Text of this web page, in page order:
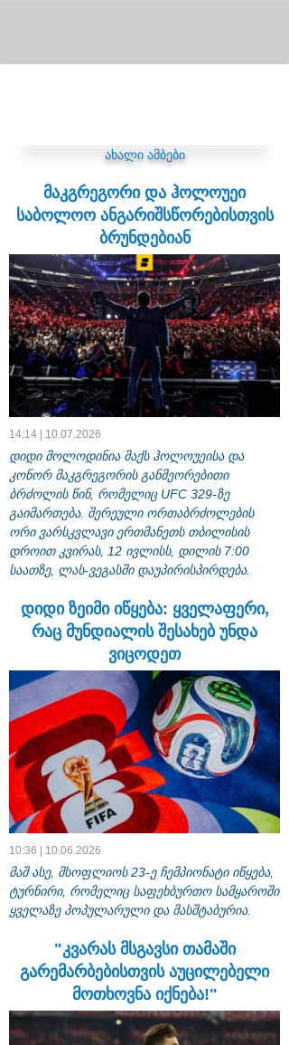
ახალი ამბები
მაკგრეგორი და ჰოლოუეი
საბოლოო ანგარიშსწორებისთვის
ბრუნდებიან
14:14 | 10.07.2026
დიდი მოლოდინია მაქს ჰოლოუეისა და
კონორ მაკგრეგორის განმეორებითი
ბრძოლის წინ, რომელიც UFC 329-ზე
გაიმართება. შერეული ორთაბრძოლების
ორი ვარსკვლავი ერთმანეთს თბილისის
დროით კვირას, 12 ივლისს, დილის 7:00
საათზე, ლას-ვეგასში დაუპირისპირდება.
დიდი ზეიმი იწყება: ყველაფერი,
რაც მუნდიალის შესახებ უნდა
ვიცოდეთ
10:36 | 10.06.2026
მაშ ასე, მსოფლიოს 23-ე ჩემპიონატი იწყება,
ტურნირი, რომელიც საფეხბურთო სამყაროში
ყველაზე პოპულარული და მასშტაბურია.
"კვარას მსგავსი თამაში
გარემარბებისთვის აუცილებელი
მოთხოვნა იქნება!"